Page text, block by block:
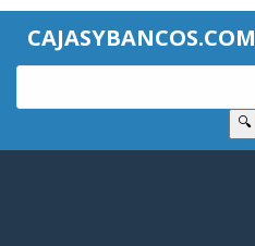
CAJASYBANCOS.COM
🔍